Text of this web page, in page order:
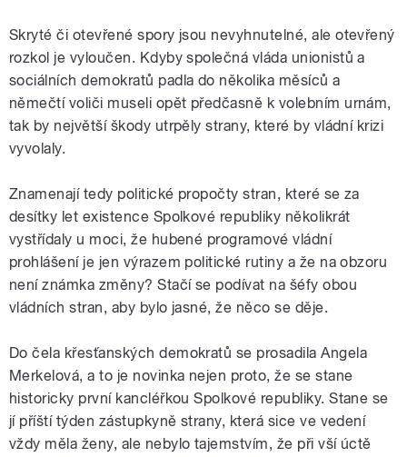
Skryté či otevřené spory jsou nevyhnutelné, ale otevřený
rozkol je vyloučen. Kdyby společná vláda unionistů a
sociálních demokratů padla do několika měsíců a
němečtí voliči museli opět předčasně k volebním urnám,
tak by největší škody utrpěly strany, které by vládní krizi
vyvolaly.
Znamenají tedy politické propočty stran, které se za
desítky let existence Spolkové republiky několikrát
vystřídaly u moci, že hubené programové vládní
prohlášení je jen výrazem politické rutiny a že na obzoru
není známka změny? Stačí se podívat na šéfy obou
vládních stran, aby bylo jasné, že něco se děje.
Do čela křesťanských demokratů se prosadila Angela
Merkelová, a to je novinka nejen proto, že se stane
historicky první kancléřkou Spolkové republiky. Stane se
jí příští týden zástupkyně strany, která sice ve vedení
vždy měla ženy, ale nebylo tajemstvím, že při vší úctě